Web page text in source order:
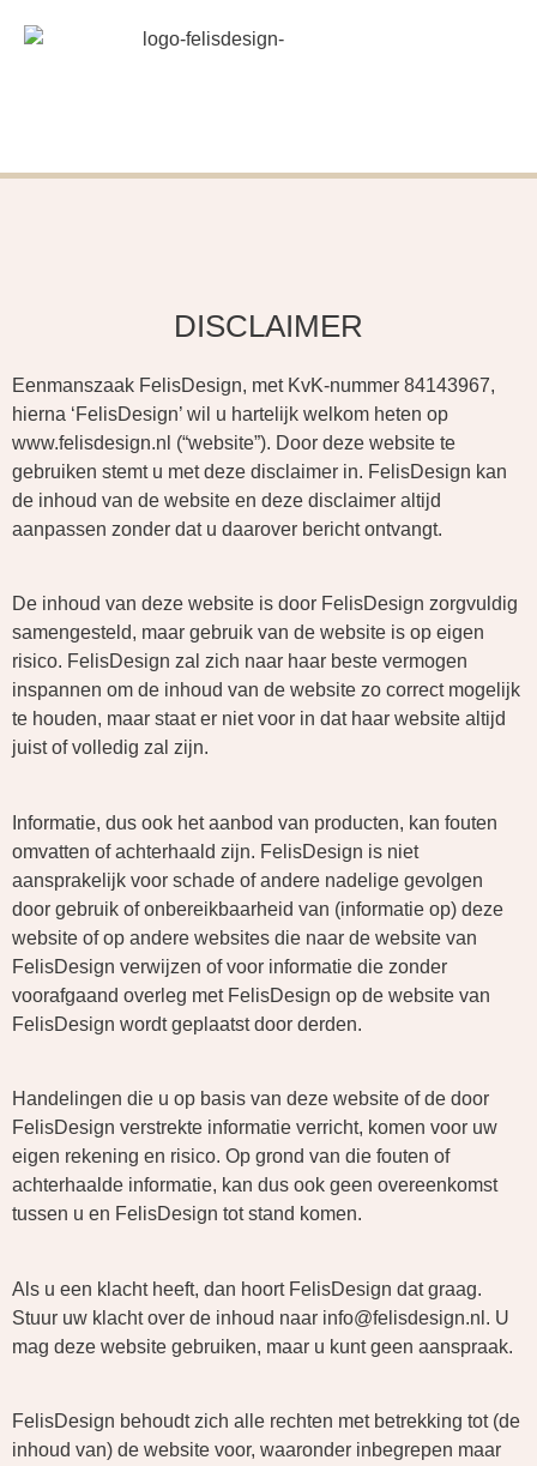
DISCLAIMER
Eenmanszaak FelisDesign, met KvK-nummer 84143967,
hierna ‘FelisDesign’ wil u hartelijk welkom heten op
www.felisdesign.nl (“website”). Door deze website te
gebruiken stemt u met deze disclaimer in. FelisDesign kan
de inhoud van de website en deze disclaimer altijd
aanpassen zonder dat u daarover bericht ontvangt.
De inhoud van deze website is door FelisDesign zorgvuldig
samengesteld, maar gebruik van de website is op eigen
risico. FelisDesign zal zich naar haar beste vermogen
inspannen om de inhoud van de website zo correct mogelijk
te houden, maar staat er niet voor in dat haar website altijd
juist of volledig zal zijn.
Informatie, dus ook het aanbod van producten, kan fouten
omvatten of achterhaald zijn. FelisDesign is niet
aansprakelijk voor schade of andere nadelige gevolgen
door gebruik of onbereikbaarheid van (informatie op) deze
website of op andere websites die naar de website van
FelisDesign verwijzen of voor informatie die zonder
voorafgaand overleg met FelisDesign op de website van
FelisDesign wordt geplaatst door derden.
Handelingen die u op basis van deze website of de door
FelisDesign verstrekte informatie verricht, komen voor uw
eigen rekening en risico. Op grond van die fouten of
achterhaalde informatie, kan dus ook geen overeenkomst
tussen u en FelisDesign tot stand komen.
Als u een klacht heeft, dan hoort FelisDesign dat graag.
Stuur uw klacht over de inhoud naar info@felisdesign.nl. U
mag deze website gebruiken, maar u kunt geen aanspraak.
FelisDesign behoudt zich alle rechten met betrekking tot (de
inhoud van) de website voor, waaronder inbegrepen maar